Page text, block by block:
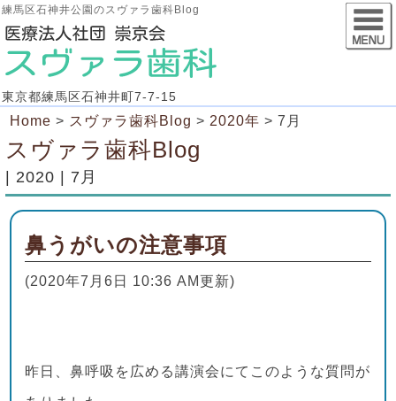
練馬区石神井公園のスヴァラ歯科Blog
東京都練馬区石神井町7-7-15
Home > スヴァラ歯科Blog > 2020年 > 7月
スヴァラ歯科Blog
| 2020 | 7月
鼻うがいの注意事項
(2020年7月6日 10:36 AM更新)
昨日、鼻呼吸を広める講演会にてこのような質問が